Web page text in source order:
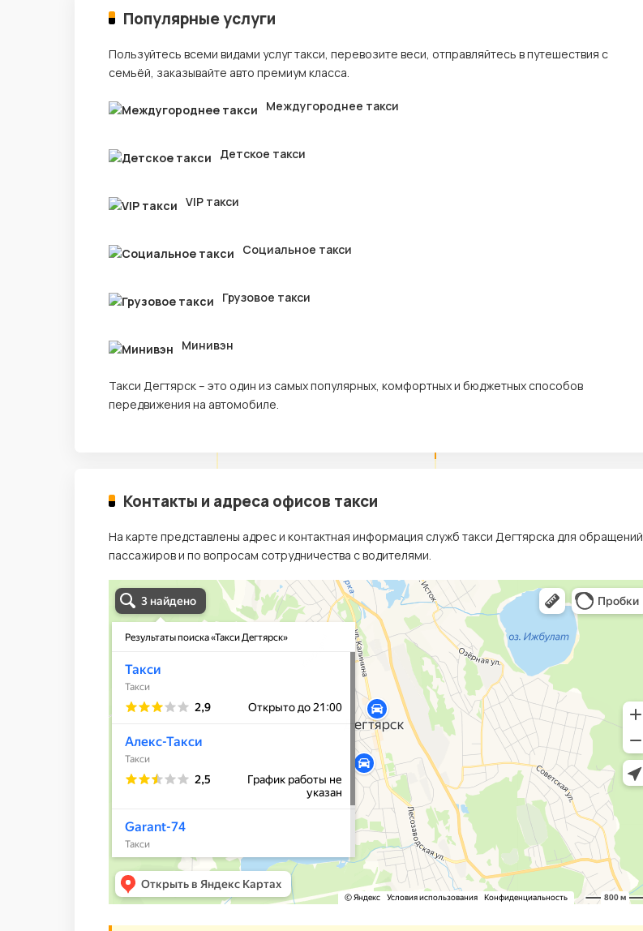
Популярные услуги
Пользуйтесь всеми видами услуг такси, перевозите веси, отправляйтесь в путешествия с
семьёй, заказывайте авто премиум класса.
Междугороднее такси
Детское такси
VIP такси
Социальное такси
Грузовое такси
Минивэн
Такси Дегтярск – это один из самых популярных, комфортных и бюджетных способов
передвижения на автомобиле.
Контакты и адреса офисов такси
На карте представлены адрес и контактная информация служб такси Дегтярска для обращений
пассажиров и по вопросам сотрудничества с водителями.